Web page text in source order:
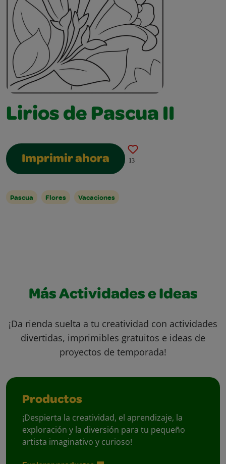
Lirios de Pascua II
Imprimir ahora 13
Pascua Flores Vacaciones
Más Actividades e Ideas
¡Da rienda suelta a tu creatividad con actividades
divertidas, imprimibles gratuitos e ideas de
proyectos de temporada!
Productos
¡Despierta la creatividad, el aprendizaje, la
exploración y la diversión para tu pequeño
artista imaginativo y curioso!